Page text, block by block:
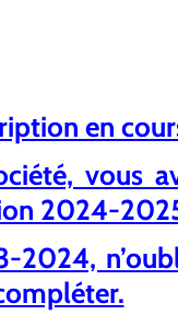
en
vous
2024-